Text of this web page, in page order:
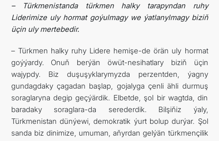
–Türkmenistanda türkmen halky tarapyndan ruhy
Liderimize uly hormat goýulmagy we ýatlanylmagy biziň
üçin uly mertebedir.
– Türkmen halky ruhy Lidere hemişe-de örän uly hormat
goýýardy. Onuň berýän öwüt-nesihatlary biziň üçin
wajypdy. Biz duşuşyklarymyzda perzentden, ýagny
gundagdaky çagadan başlap, gojalyga çenli ähli durmuş
soraglaryna degip geçýärdik. Elbetde, şol bir wagtda, din
baradaky soraglara-da serederdik. Bilşiňiz ýaly,
Türkmenistan dünýewi, demokratik ýurt bolup durýar. Şol
sanda biz dinimize, umuman, aňyrdan gelýän türkmençilik